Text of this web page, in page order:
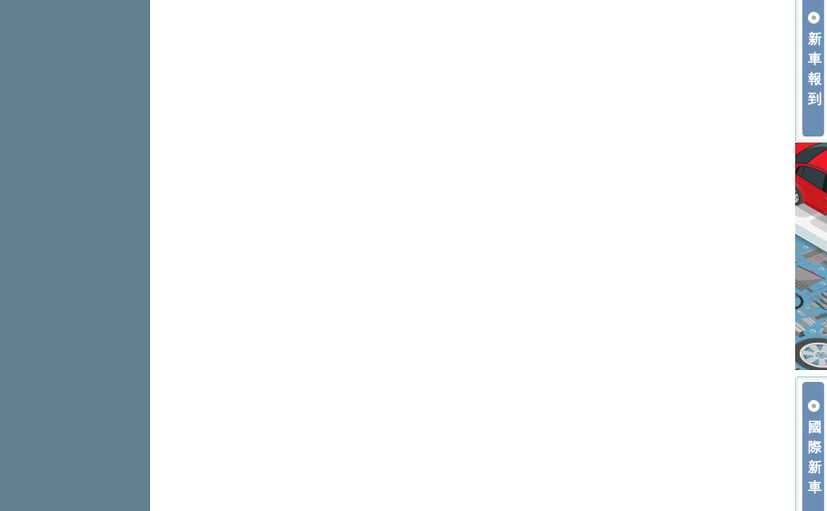
新
車
報
到
國
際
新
車